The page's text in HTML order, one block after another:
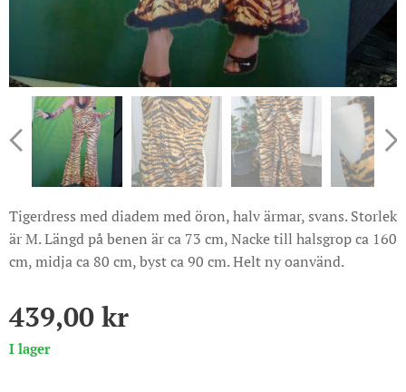
Tigerdress med diadem med öron, halv ärmar, svans. Storlek
är M. Längd på benen är ca 73 cm, Nacke till halsgrop ca 160
cm, midja ca 80 cm, byst ca 90 cm. Helt ny oanvänd.
439,00 kr
I lager